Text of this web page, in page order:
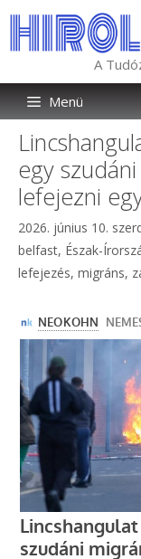
tartalomba
A
Menü
egy
lefejezni
2026. június 10.
belfast, Észak-
lefejezés, migráns,